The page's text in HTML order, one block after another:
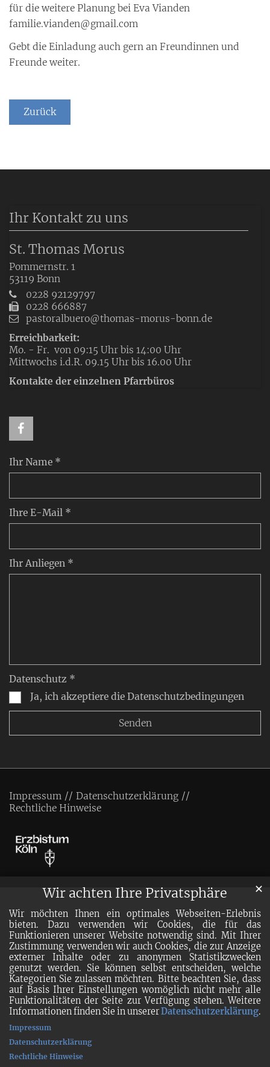
Wir achten Ihre Privatsphäre
Wir möchten Ihnen ein optimales Webseiten-Erlebnis
bieten. Dazu verwenden wir Cookies, die für das
Funktionieren unserer Website notwendig sind. Mit Ihrer
Zustimmung verwenden wir auch Cookies, die zur Anzeige
externer Inhalte oder zu anonymen Statistikzwecken
genutzt werden. Sie können selbst entscheiden, welche
Kategorien Sie zulassen möchten. Bitte beachten Sie, dass
auf Basis Ihrer Einstellungen womöglich nicht mehr alle
Funktionalitäten der Seite zur Verfügung stehen. Weitere
Informationen finden Sie in unsererDatenschutzerklärung.
✕
Impressum
Datenschutzerklärung
Rechtliche Hinweise
für die weitere Planung bei Eva Vianden
familie.vianden@gmail.com
Gebt die Einladung auch gern an Freundinnen und
Freunde weiter.
Zurück
Ihr Name *
Ihre E-Mail *
Ihr Anliegen *
Datenschutz *
Ja, ich akzeptiere die Datenschutzbedingungen
Ihr Kontakt zu uns
St. Thomas Morus
Pommernstr. 1
53119 Bonn
0228 92129797
0228 666887
pastoralbuero@thomas-morus-bonn.de
Erreichbarkeit:
Mo. - Fr. von 09:15 Uhr bis 14:00 Uhr
Mittwochs i.d.R. 09.15 Uhr bis 16.00 Uhr
Kontakte der einzelnen Pfarrbüros
Impressum
Datenschutzerklärung
Rechtliche Hinweise